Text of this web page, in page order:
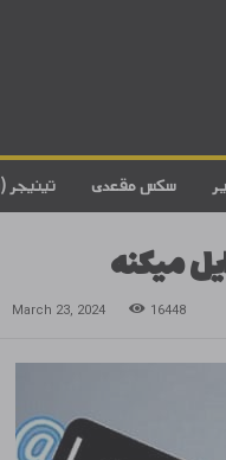
تینیجر (بین سکس مقعدی
میکنه
March 23, 2024 16448